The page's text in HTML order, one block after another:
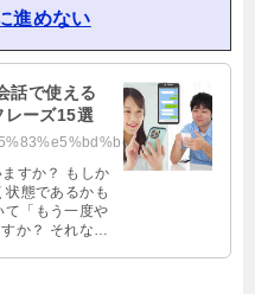
進めない
話で使える
レーズ15選
https://tokimeki-again.xyz/%e5%85%83%e5%bd%bcline%e3%81%9f%e3%82%8f%e3%81%84%...
すか？ もしか
状態であるかも
て「もう一度や
か？ それなら